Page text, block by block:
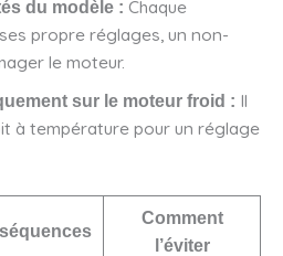
du modèle : Chaque
propre réglages, un non-
le moteur.
sur le moteur froid : Il
à température pour un réglage
Comment
l’éviter